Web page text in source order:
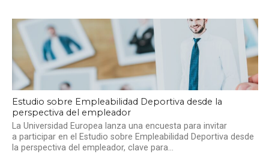
Estudio sobre Empleabilidad Deportiva desde la
perspectiva del empleador
La Universidad Europea lanza una encuesta para invitar
a participar en el Estudio sobre Empleabilidad Deportiva desde
la perspectiva del empleador, clave para...